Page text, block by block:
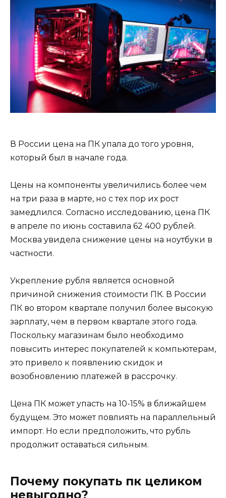
В России цена на ПК упала до того уровня,
который был в начале года.
Цены на компоненты увеличились более чем
на три раза в марте, но с тех пор их рост
замедлился. Согласно исследованию, цена ПК
в апреле по июнь составила 62 400 рублей.
Москва увидела снижение цены на ноутбуки в
частности.
Укрепление рубля является основной
причиной снижения стоимости ПК. В России
ПК во втором квартале получил более высокую
зарплату, чем в первом квартале этого года.
Поскольку магазинам было необходимо
повысить интерес покупателей к компьютерам,
это привело к появлению скидок и
возобновлению платежей в рассрочку.
Цена ПК может упасть на 10-15% в ближайшем
будущем. Это может повлиять на параллельный
импорт. Но если предположить, что рубль
продолжит оставаться сильным.
Почему покупать пк целиком
невыгодно?